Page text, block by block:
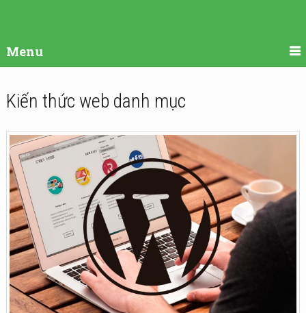
Menu
Kiến thức web danh mục